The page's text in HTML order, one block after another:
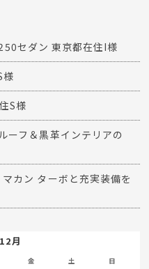
セダン 東京都在住I様
様
S様
ーフ＆黒革インテリアの
カン ターボと充実装備を
月
金 土 日